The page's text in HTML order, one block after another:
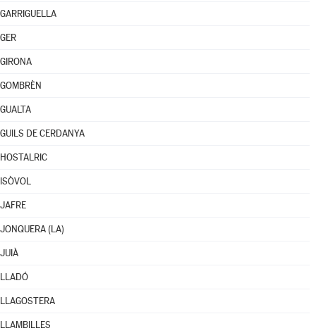
GARRIGUELLA
GER
GIRONA
GOMBRÈN
GUALTA
GUILS DE CERDANYA
HOSTALRIC
ISÒVOL
JAFRE
JONQUERA (LA)
JUIÀ
LLADÓ
LLAGOSTERA
LLAMBILLES